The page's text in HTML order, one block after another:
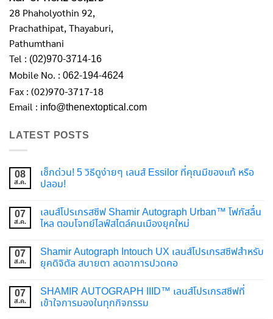
28 Phaholyothin 92,
Prachathipat, Thayaburi,
Pathumthani
Tel : (02)970-3714-16
Mobile No. : 062-194-4624
Fax : (02)970-3717-18
Email : info@thenextoptical.com
LATEST POSTS
08
ส.ค.
เช็กด่วน! 5 วิธีดูง่ายๆ เลนส์ Essilor ที่คุณมีของแท้ หรือ
ปลอม!
07
ส.ค.
เลนส์โปรเกรสซีฟ Shamir Autograph Urban™ โฟกัสลื่น
ไหล ตอบโจทย์ไลฟ์สไตล์คนเมืองยุคใหม่
07
ส.ค.
Shamir Autograph Intouch UX เลนส์โปรเกรสซีฟสำหรับ
ยุคดิจิตัล สบายตา ลดอาการปวดคอ
07
ส.ค.
SHAMIR AUTOGRAPH IIID™ เลนส์โปรเกรสซีฟที่
เข้าใจการมองในทุกกิจกรรม